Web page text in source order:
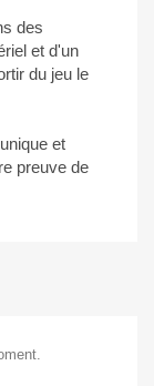
des
et d'un
du jeu le
et
preuve de